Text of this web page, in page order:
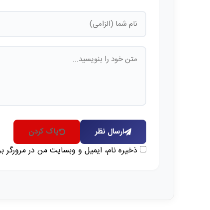
ارسال نظر پاک کردن
ذخیره نام، ایمیل و وبسایت من در مرورگر